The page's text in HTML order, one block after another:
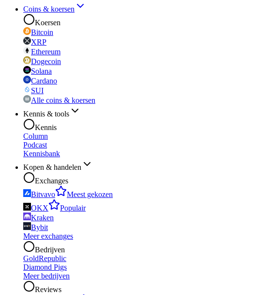
Coins & koersen
Koersen
Bitcoin
XRP
Ethereum
Dogecoin
Solana
Cardano
SUI
Alle coins & koersen
Kennis & tools
Kennis
Column
Podcast
Kennisbank
Kopen & handelen
Exchanges
Bitvavo
Meest gekozen
OKX
Populair
Kraken
Bybit
Meer exchanges
Bedrijven
GoldRepublic
Diamond Pigs
Meer bedrijven
Reviews